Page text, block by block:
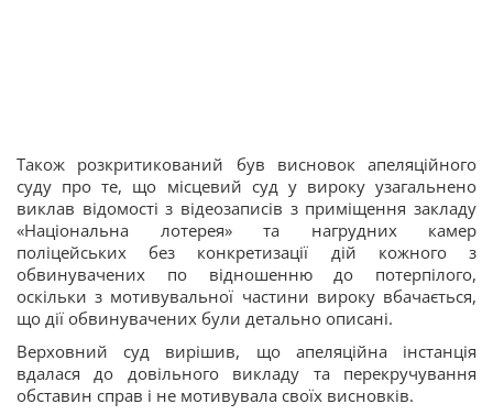
Також розкритикований був висновок апеляційного
суду про те, що місцевий суд у вироку узагальнено
виклав відомості з відеозаписів з приміщення закладу
«Національна лотерея» та нагрудних камер
поліцейських без конкретизації дій кожного з
обвинувачених по відношенню до потерпілого,
оскільки з мотивувальної частини вироку вбачається,
що дії обвинувачених були детально описані.
Верховний суд вирішив, що апеляційна інстанція
вдалася до довільного викладу та перекручування
обставин справ і не мотивувала своїх висновків.